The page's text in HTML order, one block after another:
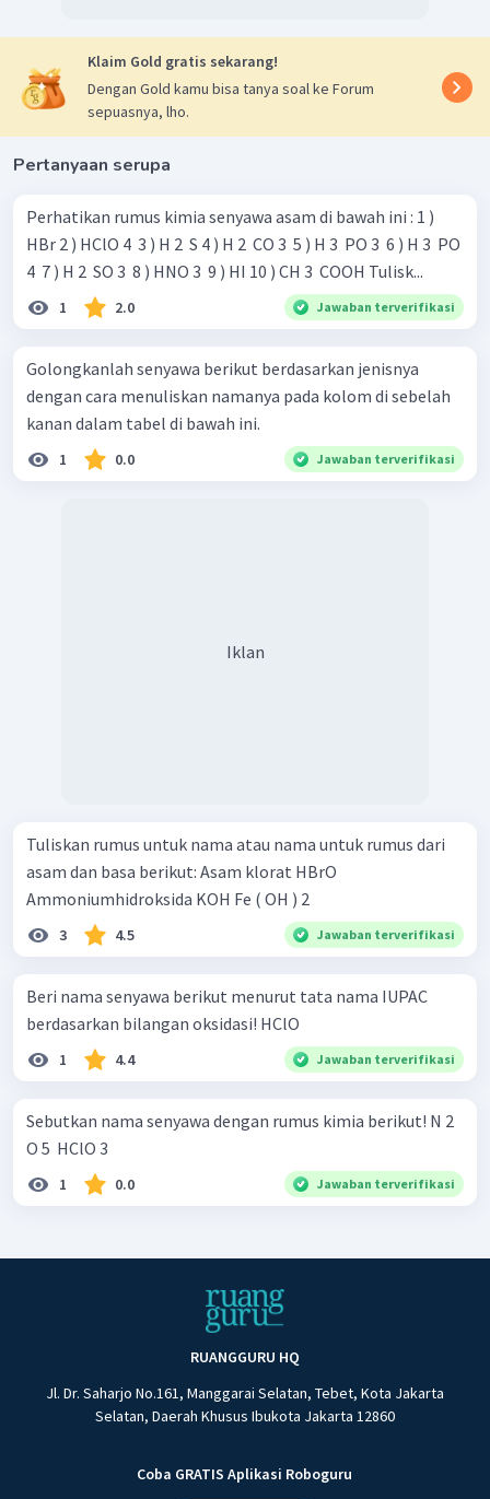
Klaim Gold gratis sekarang!
Dengan Gold kamu bisa tanya soal ke Forum
sepuasnya, lho.
Pertanyaan serupa
Perhatikan rumus kimia senyawa asam di bawah ini : 1 )
HBr 2 ) HClO 4 ​ 3 ) H 2 ​ S 4 ) H 2 ​ CO 3 ​ 5 ) H 3 ​ PO 3 ​ 6 ) H 3 ​ PO
4 ​ 7 ) H 2 ​ SO 3 ​ 8 ) HNO 3 ​ 9 ) HI 10 ) CH 3 ​ COOH Tulisk...
1 2.0 Jawaban terverifikasi
Golongkanlah senyawa berikut berdasarkan jenisnya
dengan cara menuliskan namanya pada kolom di sebelah
kanan dalam tabel di bawah ini.
1 0.0 Jawaban terverifikasi
Iklan
Tuliskan rumus untuk nama atau nama untuk rumus dari
asam dan basa berikut: Asam klorat HBrO
Ammoniumhidroksida KOH Fe ( OH ) 2 ​
3 4.5 Jawaban terverifikasi
Beri nama senyawa berikut menurut tata nama IUPAC
berdasarkan bilangan oksidasi! HClO
1 4.4 Jawaban terverifikasi
Sebutkan nama senyawa dengan rumus kimia berikut! N 2 ​
O 5 ​ HClO 3 ​
1 0.0 Jawaban terverifikasi
RUANGGURU HQ
Jl. Dr. Saharjo No.161, Manggarai Selatan, Tebet, Kota Jakarta
Selatan, Daerah Khusus Ibukota Jakarta 12860
Coba GRATIS Aplikasi Roboguru